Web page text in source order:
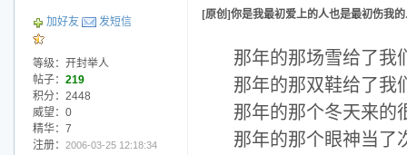
加好友 发短信
等级：开封举人
帖子： 219
积分：2448
威望：0
精华：7
注册： 2006-03-25 12:18:34
[原创]你是我最初爱上的人也是最初伤我
那年的那场雪给了我
那年的那双鞋给了我
那年的那个冬天来的
那年的那个眼神当了